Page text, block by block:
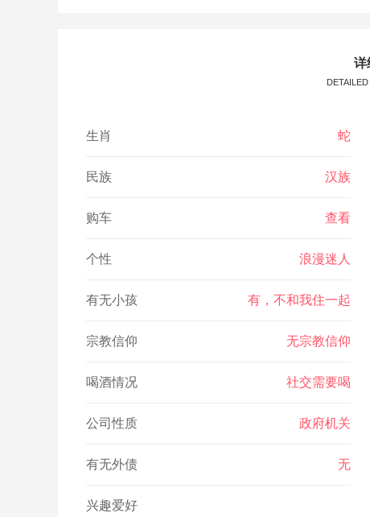
详
生肖 蛇
民族 汉族
购车 查看
个性 浪漫迷人
有无小孩 有，不和我住一起
宗教信仰 无宗教信仰
喝酒情况 社交需要喝
公司性质 政府机关
有无外债 无
兴趣爱好